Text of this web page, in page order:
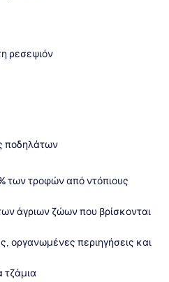
ρεσεψιόν
ποδηλάτων
των τροφών από ντόπιους
άγριων ζώων που βρίσκονται
οργανωμένες περιηγήσεις και
τζάμια